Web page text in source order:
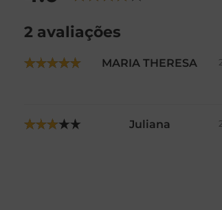
2 avaliações
MARIA THERESA
Juliana